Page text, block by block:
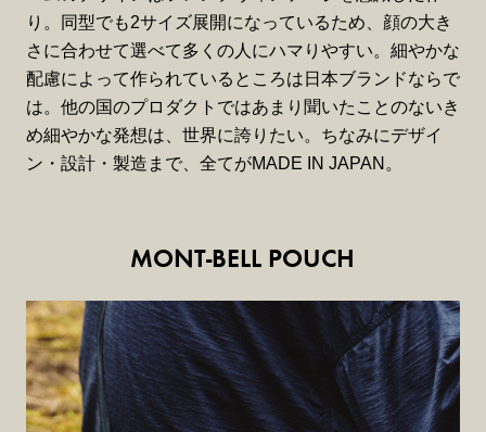
り。同型でも2サイズ展開になっているため、顔の大き
さに合わせて選べて多くの人にハマりやすい。細やかな
配慮によって作られているところは日本ブランドならで
は。他の国のプロダクトではあまり聞いたことのないき
め細やかな発想は、世界に誇りたい。ちなみにデザイ
ン・設計・製造まで、全てがMADE IN JAPAN。
MONT-BELL POUCH